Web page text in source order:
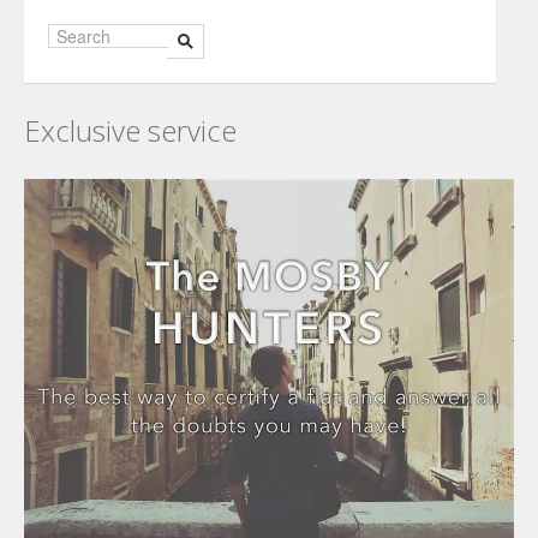
Exclusive service